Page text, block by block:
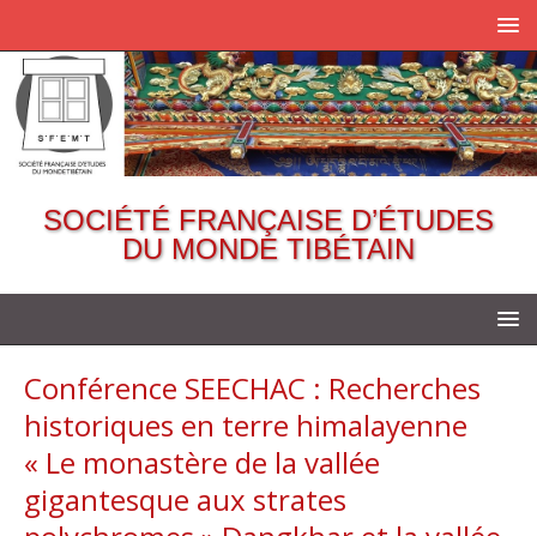
SOCIÉTÉ FRANÇAISE D’ÉTUDES
DU MONDE TIBÉTAIN
Conférence SEECHAC : Recherches
historiques en terre himalayenne
« Le monastère de la vallée
gigantesque aux strates